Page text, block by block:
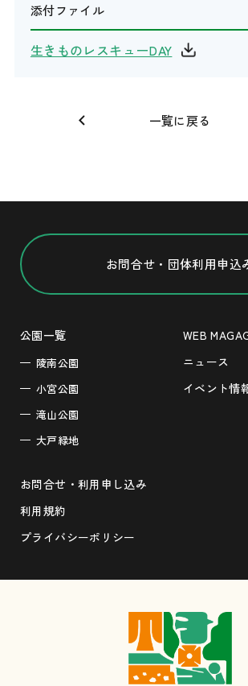
添付ファイル
生きものレスキューDAY
一覧に戻る
お問合せ・団体利用申込
公園一覧
陵南公園
小宮公園
滝山公園
大戸緑地
WEB
ニュース
イベント情
お問合せ・利用申し込み
利用規約
プライバシーポリシー